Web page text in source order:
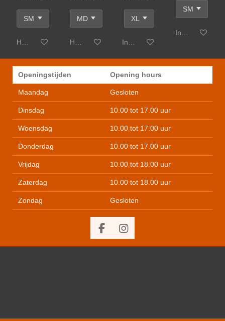
Houd mij op de hoogteHoud mij op de hoogteIn winkelwagen
In winkelwagen
Openingstijden Opening hours
Maandag Gesloten
Dinsdag 10.00 tot 17.00 uur
Woensdag 10.00 tot 17.00 uur
Donderdag 10.00 tot 17.00 uur
Vrijdag 10.00 tot 18.00 uur
Zaterdag 10.00 tot 18.00 uur
Zondag Gesloten
F
I
m